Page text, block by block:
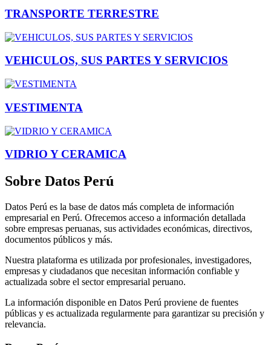
TRANSPORTE TERRESTRE
VEHICULOS, SUS PARTES Y SERVICIOS
VESTIMENTA
VIDRIO Y CERAMICA
Sobre Datos Perú
Datos Perú es la base de datos más completa de información
empresarial en Perú. Ofrecemos acceso a información detallada
sobre empresas peruanas, sus actividades económicas, directivos,
documentos públicos y más.
Nuestra plataforma es utilizada por profesionales, investigadores,
empresas y ciudadanos que necesitan información confiable y
actualizada sobre el sector empresarial peruano.
La información disponible en Datos Perú proviene de fuentes
públicas y es actualizada regularmente para garantizar su precisión y
relevancia.